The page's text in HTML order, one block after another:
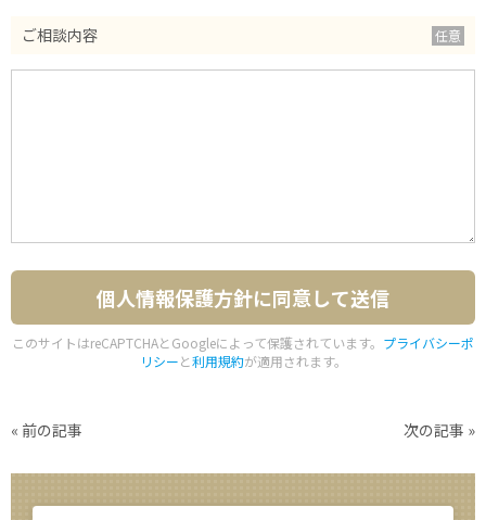
ご相談内容
このサイトはreCAPTCHAとGoogleによって保護されています。 プライバシーポ
リシーと利用規約が適用されます。
« 前の記事 次の記事 »